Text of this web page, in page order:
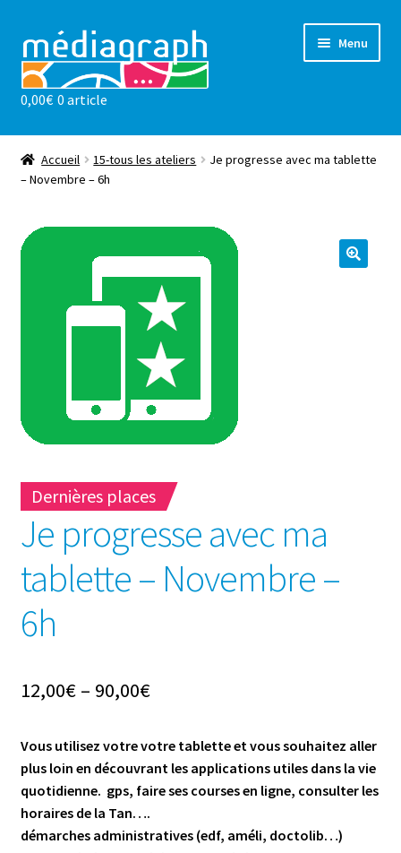
à
la
navigation
au
contenu
Menu
Les ateliers
sensibilisations
l’association
Actualités
0,00€ 0 article
Accueil 15-tous les ateliers
Je progresse avec ma tablette
– Novembre – 6h
Dernières places
Je progresse avec ma
tablette – Novembre –
6h
12,00€– 90,00€
Vous utilisez votre votre tablette et vous souhaitez aller
plus loin en découvrant les applications utiles dans la vie
quotidienne. gps, faire ses courses en ligne, consulter les
horaires de la Tan….
démarches administratives (edf, améli, doctolib…)